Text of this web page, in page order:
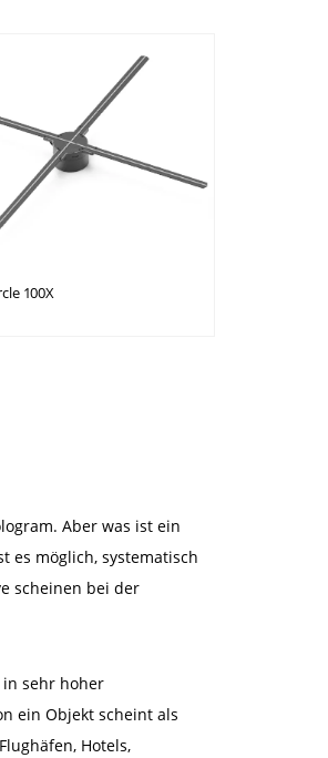
100X
Aber was ist ein
es möglich, systematisch
scheinen bei der
in sehr hoher
ein Objekt scheint als
Hotels,